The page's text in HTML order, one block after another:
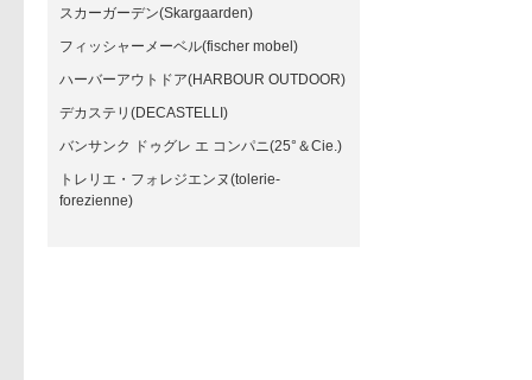
スカーガーデン(Skargaarden)
フィッシャーメーベル(fischer mobel)
ハーバーアウトドア(HARBOUR OUTDOOR)
デカステリ(DECASTELLI)
バンサンク ドゥグレ エ コンパニ(25°＆Cie.)
トレリエ・フォレジエンヌ(tolerie-
forezienne)